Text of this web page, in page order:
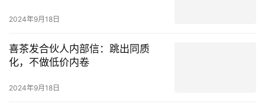
2024年9月18日
喜茶发合伙人内部信：跳出同质
化，不做低价内卷
2024年9月18日